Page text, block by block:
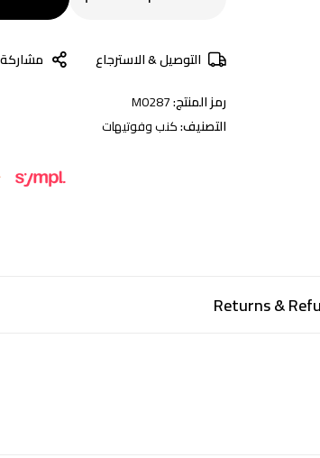
التوصيل & الاسترجاع
مشاركة
رمز المنتج:M0287
التصنيف:كنب وفوتيهات
Returns &